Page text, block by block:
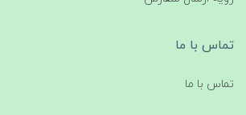
تماس با ما
تماس با ما